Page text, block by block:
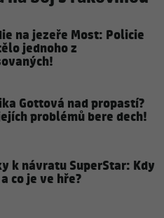
na jezeře Most: Policie
jednoho z
Gottová nad propastí?
problémů bere dech!
k návratu SuperStar: Kdy
co je ve hře?